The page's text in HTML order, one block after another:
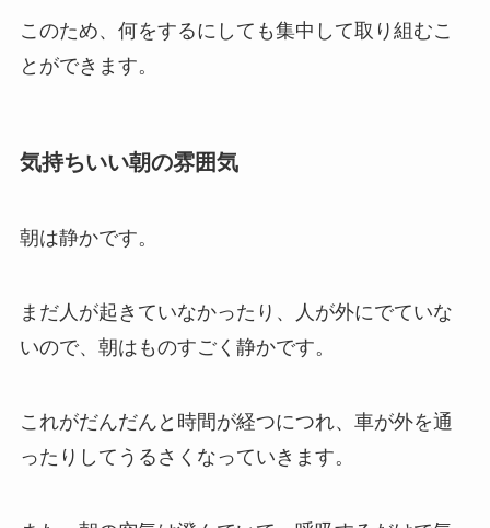
このため、何をするにしても集中して取り組むこ
とができます。
気持ちいい朝の雰囲気
朝は静かです。
まだ人が起きていなかったり、人が外にでていな
いので、朝はものすごく静かです。
これがだんだんと時間が経つにつれ、車が外を通
ったりしてうるさくなっていきます。